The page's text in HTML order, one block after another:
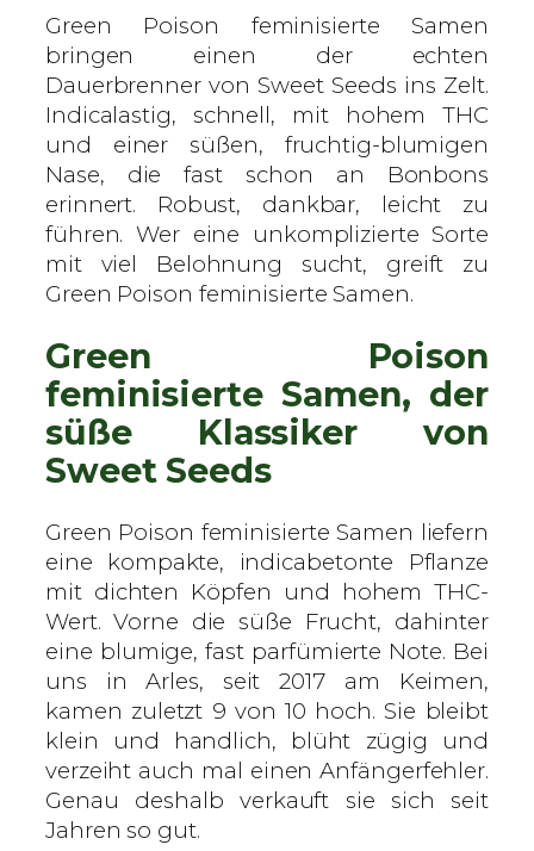
€
n
–
S
w
e
e
t
S
e
e
s
–
f
e
m
n
i
s
i
e
r
t
e
S
a
m
Green Poison feminisierte Samen
bringen einen der echten
Dauerbrenner von Sweet Seeds ins Zelt.
Indicalastig, schnell, mit hohem THC
und einer süßen, fruchtig-blumigen
Nase, die fast schon an Bonbons
erinnert. Robust, dankbar, leicht zu
führen. Wer eine unkomplizierte Sorte
mit viel Belohnung sucht, greift zu
Green Poison feminisierte Samen.
Green Poison
feminisierte Samen, der
süße Klassiker von
Sweet Seeds
Green Poison feminisierte Samen liefern
eine kompakte, indicabetonte Pflanze
mit dichten Köpfen und hohem THC-
Wert. Vorne die süße Frucht, dahinter
eine blumige, fast parfümierte Note. Bei
uns in Arles, seit 2017 am Keimen,
kamen zuletzt 9 von 10 hoch. Sie bleibt
klein und handlich, blüht zügig und
verzeiht auch mal einen Anfängerfehler.
Genau deshalb verkauft sie sich seit
Jahren so gut.